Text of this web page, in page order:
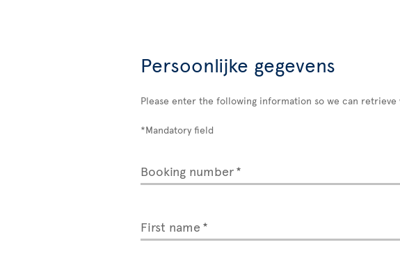
Persoonlijke gegevens
Please enter the following information so we can retrieve
*Mandatory field
Booking number
First name